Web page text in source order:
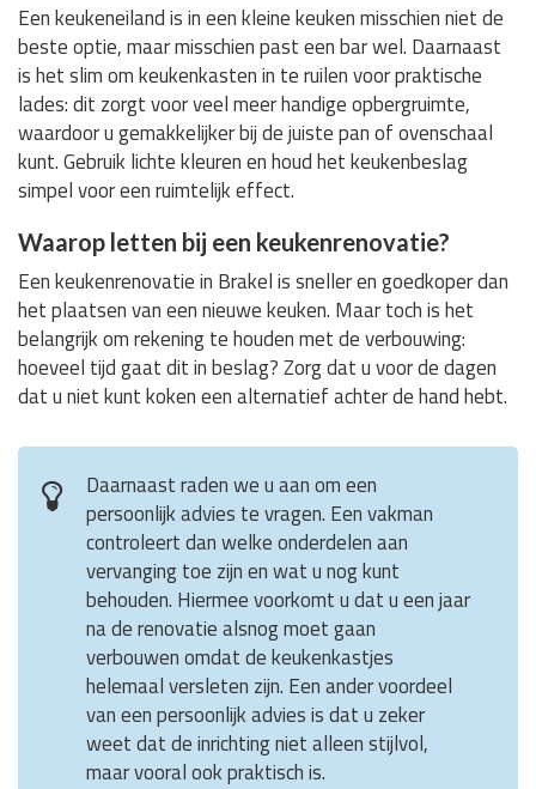
Een keukeneiland is in een kleine keuken misschien niet de
beste optie, maar misschien past een bar wel. Daarnaast
is het slim om keukenkasten in te ruilen voor praktische
lades: dit zorgt voor veel meer handige opbergruimte,
waardoor u gemakkelijker bij de juiste pan of ovenschaal
kunt. Gebruik lichte kleuren en houd het keukenbeslag
simpel voor een ruimtelijk effect.
Waarop letten bij een keukenrenovatie?
Een keukenrenovatie in Brakel is sneller en goedkoper dan
het plaatsen van een nieuwe keuken. Maar toch is het
belangrijk om rekening te houden met de verbouwing:
hoeveel tijd gaat dit in beslag? Zorg dat u voor de dagen
dat u niet kunt koken een alternatief achter de hand hebt.
Daarnaast raden we u aan om een
persoonlijk advies te vragen. Een vakman
controleert dan welke onderdelen aan
vervanging toe zijn en wat u nog kunt
behouden. Hiermee voorkomt u dat u een jaar
na de renovatie alsnog moet gaan
verbouwen omdat de keukenkastjes
helemaal versleten zijn. Een ander voordeel
van een persoonlijk advies is dat u zeker
weet dat de inrichting niet alleen stijlvol,
maar vooral ook praktisch is.